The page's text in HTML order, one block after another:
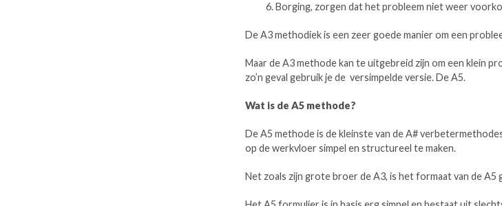
Borging, zorgen dat het probleem niet weer
De A3 methodiek is een zeer goede manier om een
Maar de A3 methode kan te uitgebreid zijn om een klein
zo’n geval gebruik je de versimpelde versie. De A5.
Wat is de A5 methode?
De A5 methode is de kleinste van de A#
op de werkvloer simpel en structureel te maken.
Net zoals zijn grote broer de A3, is het formaat van de A5